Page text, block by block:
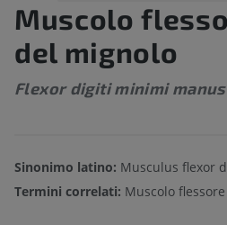
Muscolo
del mignolo
Flexor digiti minimi manus
Sinonimo latino: Musculus flexor
Termini correlati: Muscolo